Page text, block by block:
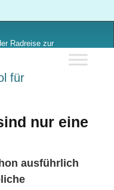
Radreise zur
lernen lässt
nur eine
ausführlich